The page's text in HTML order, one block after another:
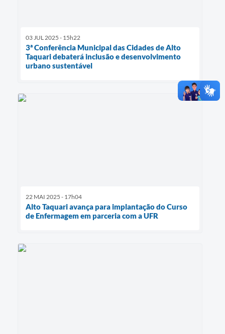
03 JUL 2025 - 15h22
3ª Conferência Municipal das Cidades de Alto
Taquari debaterá inclusão e desenvolvimento
urbano sustentável
22 MAI 2025 - 17h04
Alto Taquari avança para implantação do Curso
de Enfermagem em parceria com a UFR